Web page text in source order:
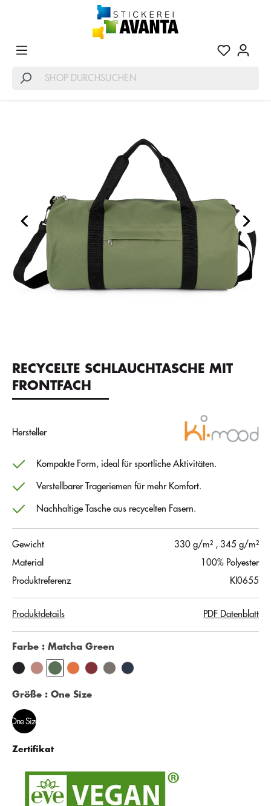
RECYCELTE SCHLAUCHTASCHE MIT
FRONTFACH
Hersteller
Kompakte Form, ideal für sportliche Aktivitäten.
Verstellbarer Trageriemen für mehr Komfort.
Nachhaltige Tasche aus recycelten Fasern.
Gewicht 330 g/m² , 345 g/m²
Material
100% Polyester
Produktreferenz
KI0655
Produktdetails PDF Datenblatt
Farbe : Matcha Green
Größe : One Size
One Size
Zertifikat